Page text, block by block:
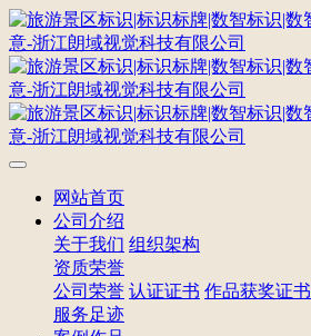
网站首页
公司介绍
关于我们 组织架构
资质荣誉
公司荣誉 认证证书 作品获奖证书
服务足迹